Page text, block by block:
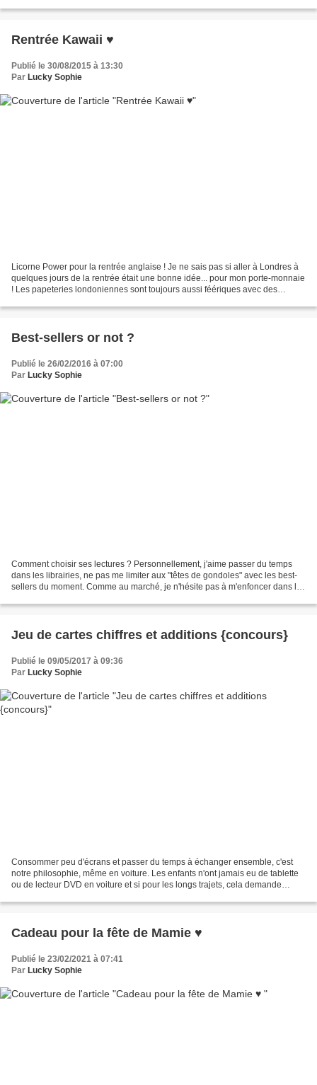
Rentrée Kawaii ♥
Publié le 30/08/2015 à 13:30
Par Lucky Sophie
Licorne Power pour la rentrée anglaise ! Je ne sais pas si aller à Londres à
quelques jours de la rentrée était une bonne idée... pour mon porte-monnaie
! Les papeteries londoniennes sont toujours aussi féériques avec des
Best-sellers or not ?
Publié le 26/02/2016 à 07:00
Par Lucky Sophie
Comment choisir ses lectures ? Personnellement, j'aime passer du temps
dans les librairies, ne pas me limiter aux "têtes de gondoles" avec les best-
sellers du moment. Comme au marché, je n'hésite pas à m'enfoncer dans les
Jeu de cartes chiffres et additions {concours}
Publié le 09/05/2017 à 09:36
Par Lucky Sophie
Consommer peu d'écrans et passer du temps à échanger ensemble, c'est
notre philosophie, même en voiture. Les enfants n'ont jamais eu de tablette
ou de lecteur DVD en voiture et si pour les longs trajets, cela demande
Cadeau pour la fête de Mamie ♥
Publié le 23/02/2021 à 07:41
Par Lucky Sophie